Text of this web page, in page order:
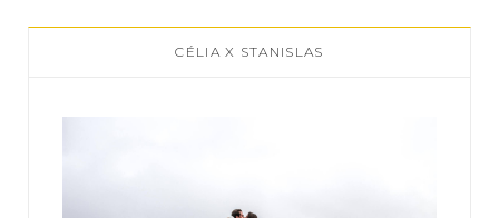
CÉLIA X STANISLAS